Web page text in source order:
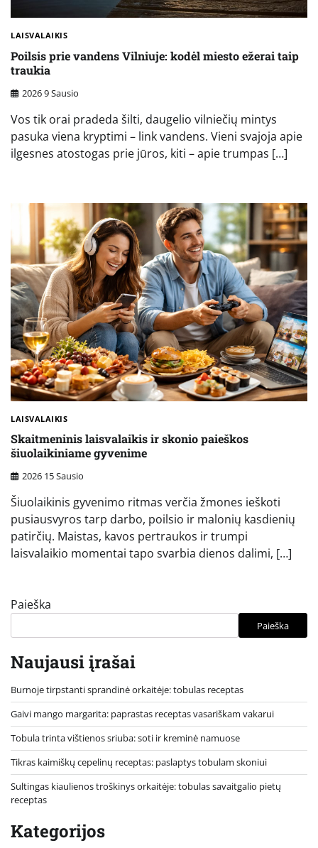
LAISVALAIKIS
Poilsis prie vandens Vilniuje: kodėl miesto ežerai taip
traukia
2026 9 Sausio
Vos tik orai pradeda šilti, daugelio vilniečių mintys
pasuka viena kryptimi – link vandens. Vieni svajoja apie
ilgesnes atostogas prie jūros, kiti – apie trumpas […]
LAISVALAIKIS
Skaitmeninis laisvalaikis ir skonio paieškos
šiuolaikiniame gyvenime
2026 15 Sausio
Šiuolaikinis gyvenimo ritmas verčia žmones ieškoti
pusiausvyros tarp darbo, poilsio ir malonių kasdienių
patirčių. Maistas, kavos pertraukos ir trumpi
laisvalaikio momentai tapo svarbia dienos dalimi, […]
Paieška
Paieška
Naujausi įrašai
Burnoje tirpstanti sprandinė orkaitėje: tobulas receptas
Gaivi mango margarita: paprastas receptas vasariškam vakarui
Tobula trinta vištienos sriuba: soti ir kreminė namuose
Tikras kaimiškų cepelinų receptas: paslaptys tobulam skoniui
Sultingas kiaulienos troškinys orkaitėje: tobulas savaitgalio pietų
receptas
Kategorijos